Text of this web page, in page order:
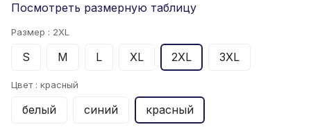
Посмотреть размерную таблицу
Размер : 2XL
S M L XL 2XL 3XL
Цвет : красный
белый синий красный